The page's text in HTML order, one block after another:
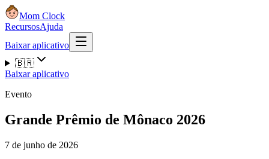
Mom Clock
RecursosAjuda
Baixar aplicativo
🇧🇷
Baixar aplicativo
Evento
Grande Prêmio de Mônaco 2026
7 de junho de 2026